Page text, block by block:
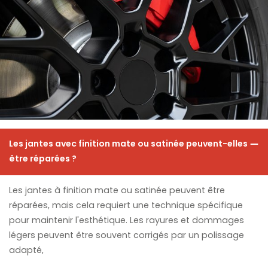
Les jantes avec finition mate ou satinée peuvent-elles
être réparées ?
Les jantes à finition mate ou satinée peuvent être
réparées, mais cela requiert une technique spécifique
pour maintenir l'esthétique. Les rayures et dommages
légers peuvent être souvent corrigés par un polissage
adapté,